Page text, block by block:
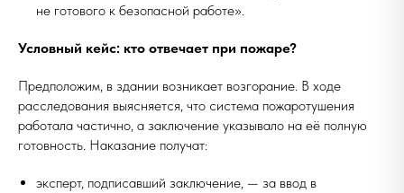
не готового к безопасной работе».
Условный кейс: кто отвечает при пожаре?
Предположим, в здании возникает возгорание. В ходе
расследования выясняется, что система пожаротушения
работала частично, а заключение указывало на её полную
готовность. Наказание получат:
эксперт, подписавший заключение, — за ввод в